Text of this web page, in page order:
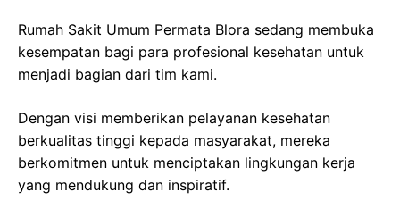
Rumah Sakit Umum Permata Blora sedang membuka
kesempatan bagi para profesional kesehatan untuk
menjadi bagian dari tim kami.
Dengan visi memberikan pelayanan kesehatan
berkualitas tinggi kepada masyarakat, mereka
berkomitmen untuk menciptakan lingkungan kerja
yang mendukung dan inspiratif.